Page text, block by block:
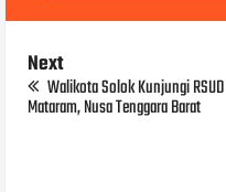
Next
Walikota Solok Kunjungi RSUD
Mataram, Nusa Tenggara Barat